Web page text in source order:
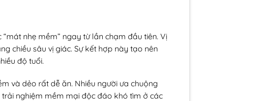
nhẹ mềm” ngay từ lần chạm đầu tiên. Vị
chiều sâu vị giác. Sự kết hợp này tạo nên
độ tuổi.
và dẻo rất dễ ăn. Nhiều người ưa chuộng
nghiệm mềm mại độc đáo khó tìm ở các